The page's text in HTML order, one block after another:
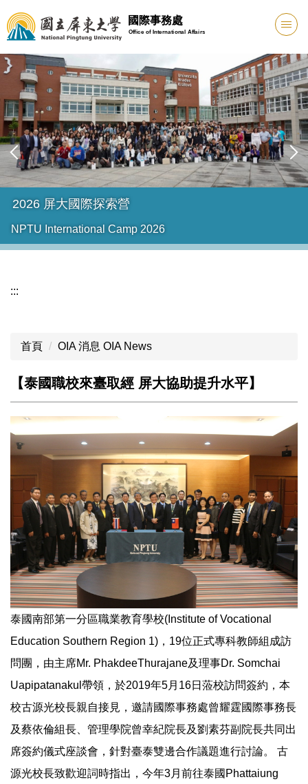
跳
到
主
要
內
區
國際事務處
Office of International Affairs
programs
:::
首頁 OIA 消息 OIA News
【泰國職校來臺取經 屏大協助提升水平】
泰國南部第一分區職業教育學校(Institute of Vocational
Education Southern Region 1)，19位正式專科教師組成訪
問團，由主席Mr. PhakdeeThurajane及理事Dr. Somchai
Uapipatanakul帶領，於2019年5月16日蒞校訪問簽約，本
校古源光校長親自接見，邀請國際事務處曾耀霆國際事務長
及蔡依倫組長、管理學院曾幸紀院長及劉素芬副院長共同出
席簽約儀式座談會，針對臺泰雙邊合作議題進行討論。 古
源光校長致歡迎詞時指出，今年3月前往泰國Phattaiung